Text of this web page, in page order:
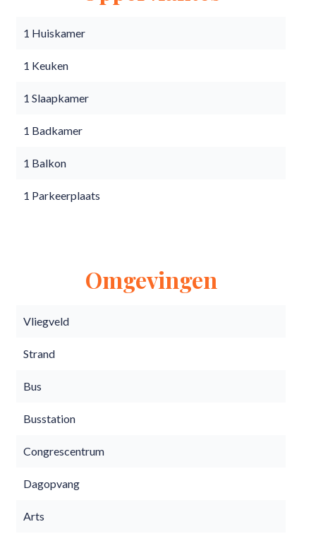
1 Huiskamer
1 Keuken
1 Slaapkamer
1 Badkamer
1 Balkon
1 Parkeerplaats
Omgevingen
Vliegveld
Strand
Bus
Busstation
Congrescentrum
Dagopvang
Arts